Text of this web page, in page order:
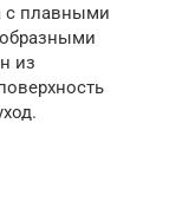
с плавными
из